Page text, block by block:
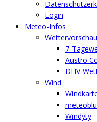
Login
Meteo-Infos
Wettervorschau
7-
Austro
DHV-
Wind
Windyty